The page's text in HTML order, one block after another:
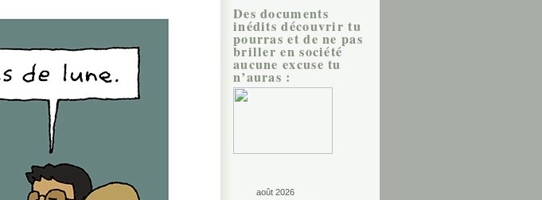
Des documents
inédits découvrir tu
pourras et de ne pas
briller en société
aucune excuse tu
n’auras :
août 2026